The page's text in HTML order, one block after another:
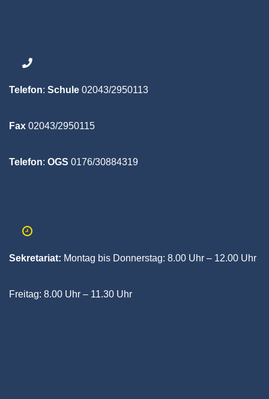
Telefon: Schule 02043/2950113
Fax 02043/2950115
Telefon: OGS 0176/30884319
Sekretariat: Montag bis Donnerstag: 8.00 Uhr – 12.00 Uhr
Freitag: 8.00 Uhr – 11.30 Uhr